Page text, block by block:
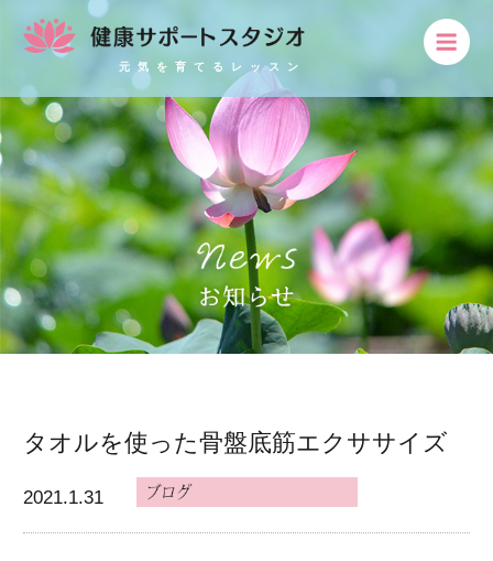
元気を育てるレッスン
タオルを使った骨盤底筋エクササイズ
2021.1.31